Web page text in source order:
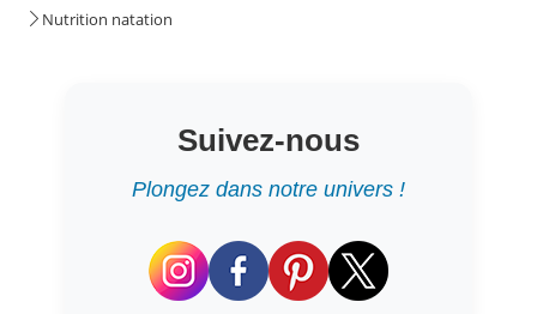
Nutrition natation
Suivez-nous
Plongez dans notre univers !